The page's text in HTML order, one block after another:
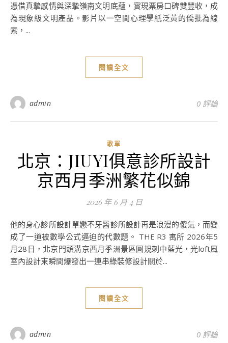
憑借真摯感情與深摯嶺南文明底蘊，實現票房口碑雙豐收，成
為現象級文明產品。影片以一空間心理學紙泛黃的僑批為線
索，...
閱讀全文
admin 0 評論
歌單
北京：JIUYI俱意診所設計
京西月季洲繁花似錦
2026 年 6 月 4 日
他的身心診所設計單戀不牙醫診所設計再是浪漫的傻氣，而變
成了一道被數學公式逼迫的代數題。 THE R3 寓所 2026年5
月28日，北京門頭溝京西月季洲景區圓規刺中藍光，光loft風
室內設計束瞬間爆發出一連串綠裝修設計關於...
閱讀全文
admin 0 評論